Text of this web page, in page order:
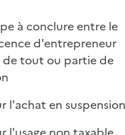
à conclure entre le
d'entrepreneur
de tout ou partie de
l'achat en